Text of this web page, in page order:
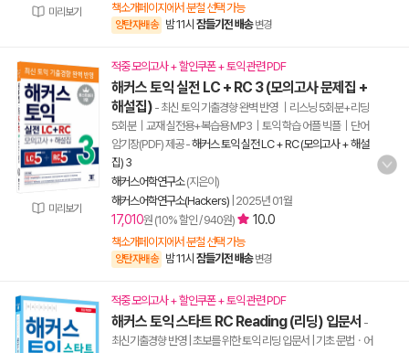
미리보기 책소개페이지에서 분철 선택 가능
양탄자배송 밤 11시 잠들기전 배송 변경
미리보기
적중 모의고사 + 할인쿠폰 + 토익 관련 PDF
해커스 토익 실전 LC + RC 3 (모의고사 문제집 +
해설집) - 최신 토익 기출경향 완벽 반영 ｜리스닝 5회분+리딩
5회분｜교재 실전용+복습용 MP3｜토익 학습 어플 빅플｜단어
암기장(PDF) 제공-해커스 토익 실전 LC + RC (모의고사 + 해설
집) 3
해커스어학연구소(지은이)
해커스어학연구소(Hackers) 2025년 01월
17,010원 (10% 할인 / 940원) 10.0
책소개페이지에서 분철 선택 가능
양탄자배송 밤 11시 잠들기전 배송 변경
적중 모의고사 + 할인쿠폰 + 토익 관련 PDF
해커스 토익 스타트 RC Reading (리딩) 입문서 -
최신기출경향 반영 | 초보를 위한 토익 리딩 입문서 | 기초 문법ㆍ어